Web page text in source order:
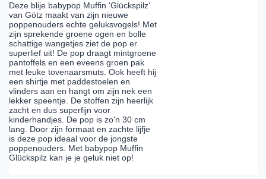
Deze blije babypop Muffin 'Glückspilz'
van Götz maakt van zijn nieuwe
poppenouders echte geluksvogels! Met
zijn sprekende groene ogen en bolle
schattige wangetjes ziet de pop er
superlief uit! De pop draagt mintgroene
pantoffels en een eveens groen pak
met leuke tovenaarsmuts. Ook heeft hij
een shirtje met paddestoelen en
vlinders aan en hangt om zijn nek een
lekker speentje. De stoffen zijn heerlijk
zacht en dus superfijn voor
kinderhandjes. De pop is zo'n 30 cm
lang. Door zijn formaat en zachte lijfje
is deze pop ideaal voor de jongste
poppenouders. Met babypop Muffin
Glückspilz kan je je geluk niet op!